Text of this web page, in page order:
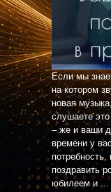
Если мы
на котором
новая
слушаете
– же и ваши
времени у
потребность,
поздравить
юбилеем и ...